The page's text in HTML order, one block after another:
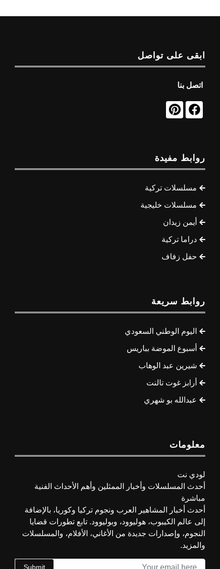
ابقى على تواصل
اتصل بنا
روابط مفيدة
مسلسلات تركية
مسلسلات خليجية
أيمن زيدان
دراما تركية
حفل زفاف
روابط سريعة
اليوم الوطني السعودي
أسبوع الموضة بباريس
شيرين عبد الوهاب
أرابز غوت تالنت
عبدالله بو شهري
معلومات
لودي نت
أحدث المسلسلات وأخبار الممثلين وأهم الأحداث الفنية
مباشرة
أحدث أخبار المشاهير العرب ونجوم تركيا وكوريا، بالإضافة
إلى عالم الكيبوب، هوليوود، وبوليوود. تابع تطورات قضايا
النجوم، وإصدارات جديدة من الأغاني، الأفلام، والمسلسلات
والمزيد.
Submit